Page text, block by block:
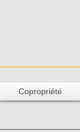
Copropriété